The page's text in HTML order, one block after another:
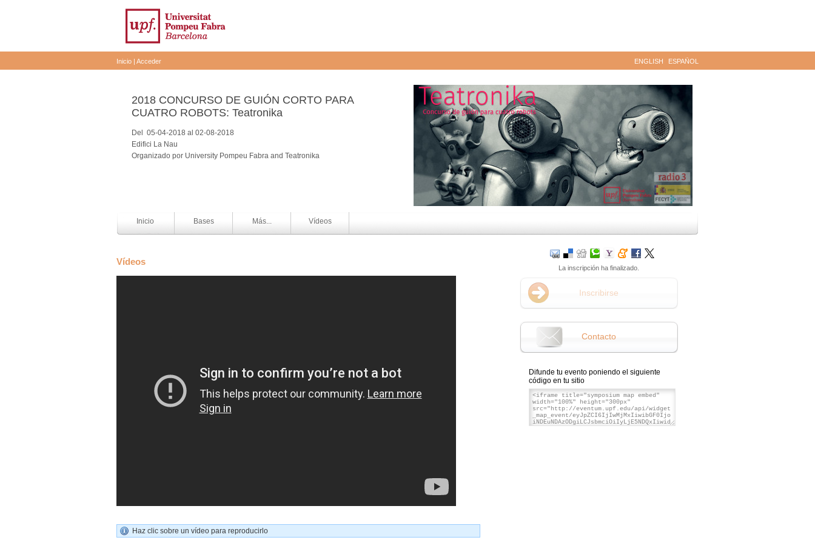
Inicio | Acceder ENGLISH ESPAÑOL
2018 CONCURSO DE GUIÓN CORTO PARA
CUATRO ROBOTS: Teatronika
Del 05-04-2018 al 02-08-2018
Edifici La Nau
Organizado por University Pompeu Fabra and Teatronika
Inicio Bases Más... Vídeos
Vídeos
Haz clic sobre un vídeo para reproducirlo
La inscripción ha finalizado.
Inscribirse
Contacto
Difunde tu evento poniendo el siguiente
código en tu sitio